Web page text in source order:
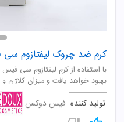
کرم ضد چروک لیفتازوم
با استفاده از کرم لیفتازوم سی
بهبود خواهد یافت و میزان کلاژن
تولید کننده: فیس دوکس